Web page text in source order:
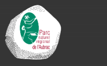
Cookies management panel